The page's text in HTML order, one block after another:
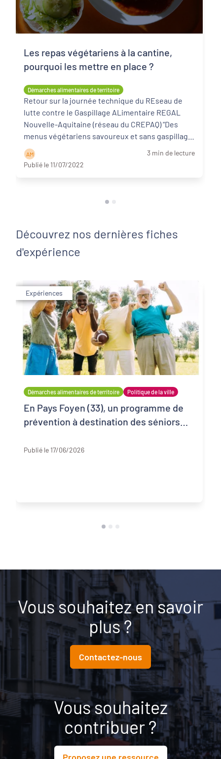
Démarches alimentaires de territoire
Les repas végétariens à la cantine,
pourquoi les mettre en place ?
Retour sur la journée technique du REseau de
lutte contre le Gaspillage ALimentaire REGAL
Nouvelle-Aquitaine (réseau du CREPAQ) “Des
menus végétariens savoureux et sans gaspillage
A M
3 min de lecture
Publié le 11/07/2022
Découvrez nos dernières fiches
d'expérience
Expériences
Démarches alimentaires de territoire Politique de la ville
En Pays Foyen (33), un programme de
prévention à destination des séniors
Publié le 17/06/2026
Vous souhaitez en savoir
plus ?
Contactez-nous
Vous souhaitez
contribuer ?